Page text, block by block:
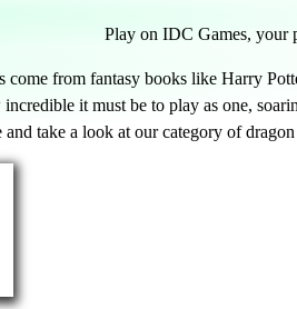
Play on IDC Games, your
come from fantasy books like Harry
it must be to play as one,
take a look at our category of dragon